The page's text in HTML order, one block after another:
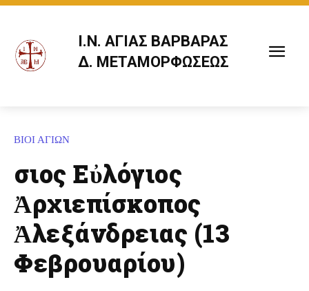
Ι.Ν. ΑΓΙΑΣ ΒΑΡΒΑΡΑΣ
Δ. ΜΕΤΑΜΟΡΦΩΣΕΩΣ
ΒΙΟΙ ΑΓΙΩΝ
Ὅσιος Εὐλόγιος
Ἀρχιεπίσκοπος
Ἀλεξάνδρειας (13
Φεβρουαρίου)